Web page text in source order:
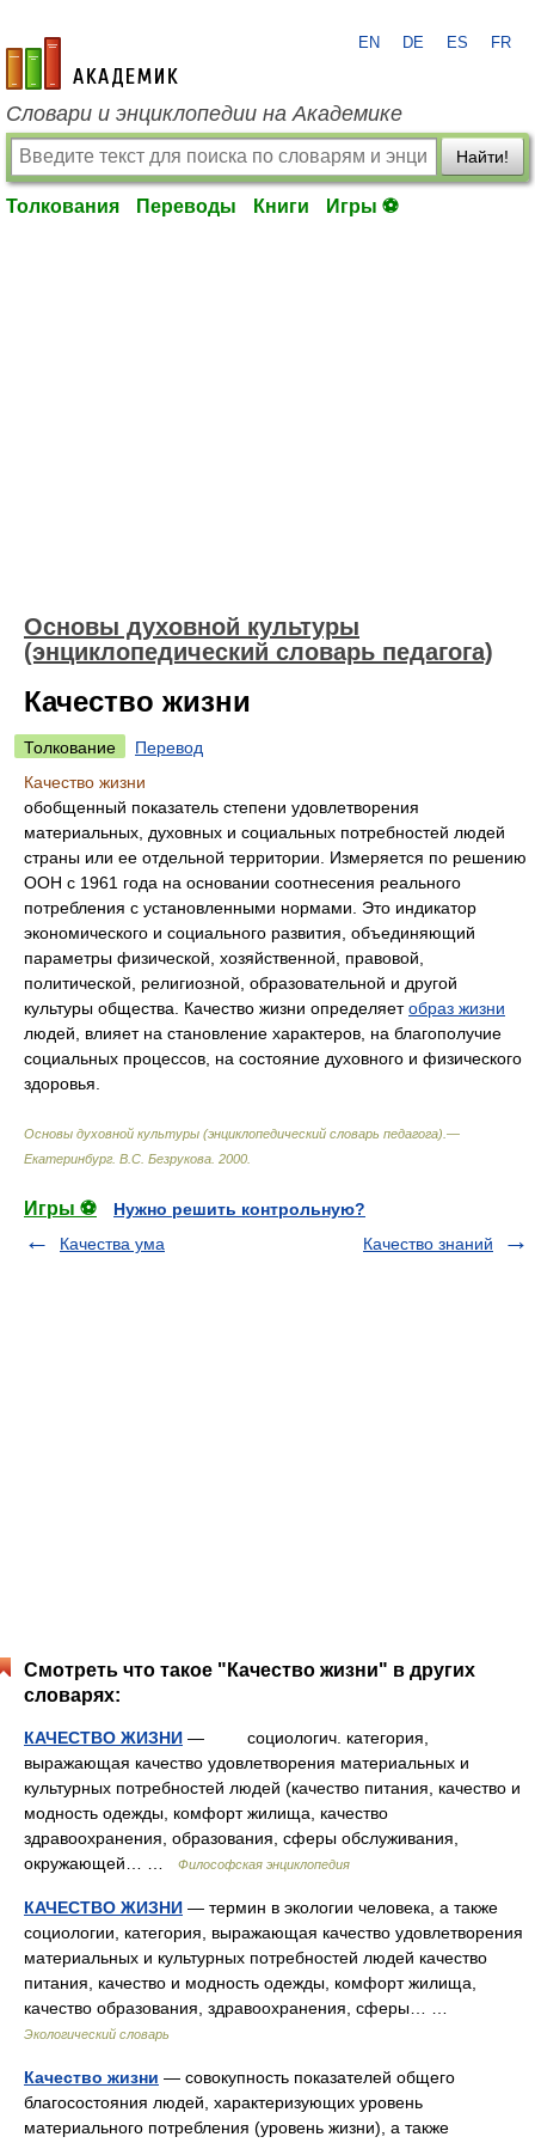
academic.ru
EN DE ES FR
Словари и энциклопедии на Академике
Найти!
Толкования Переводы Книги Игры ⚽
Основы духовной культуры
(энциклопедический словарь педагога)
Качество жизни
Толкование
Перевод
Качество жизни
обобщенный показатель степени удовлетворения
материальных, духовных и социальных потребностей людей
страны или ее отдельной территории. Измеряется по решению
ООН с 1961 года на основании соотнесения реального
потребления с установленными нормами. Это индикатор
экономического и социального развития, объединяющий
параметры физической, хозяйственной, правовой,
политической, религиозной, образовательной и другой
культуры общества. Качество жизни определяетобраз жизни
людей, влияет на становление характеров, на благополучие
социальных процессов, на состояние духовного и физического
здоровья.
Основы духовной культуры (энциклопедический словарь педагога).—
Екатеринбург В.С. Безрукова 2000
Игры ⚽
Нужно решить контрольную?
Качества ума
Качество знаний
Смотреть что такое "Качество жизни" в других
словарях:
КАЧЕСТВО ЖИЗНИ — социологич. категория,
выражающая качество удовлетворения материальных и
культурных потребностей людей (качество питания, качество и
модность одежды, комфорт жилища, качество
здравоохранения, образования, сферы обслуживания,
окружающей… …
Философская энциклопедия
КАЧЕСТВО ЖИЗНИ — термин в экологии человека, а также
социологии, категория, выражающая качество удовлетворения
материальных и культурных потребностей людей качество
питания, качество и модность одежды, комфорт жилища,
качество образования, здравоохранения, сферы… …
Экологический словарь
Качество жизни — совокупность показателей общего
благосостояния людей, характеризующих уровень
материального потребления (уровень жизни), а также